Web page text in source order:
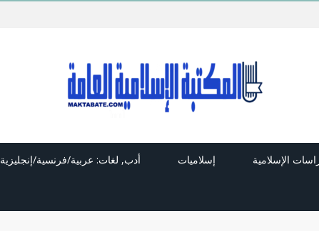
الإسلامية إسلاميات أدب, لغات: عربية/فرنسية/إنجليزية